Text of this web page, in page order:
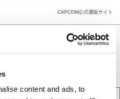
content and ads, to
CAPCOM公式通販サイト
りません。